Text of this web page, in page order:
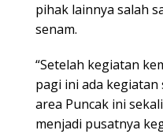
pihak lainnya salah
senam.
“Setelah kegiatan
pagi ini ada
area Puncak ini
menjadi pusatnya